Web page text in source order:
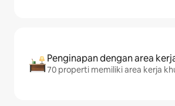
Penginapan dengan area
70 properti memiliki area kerja